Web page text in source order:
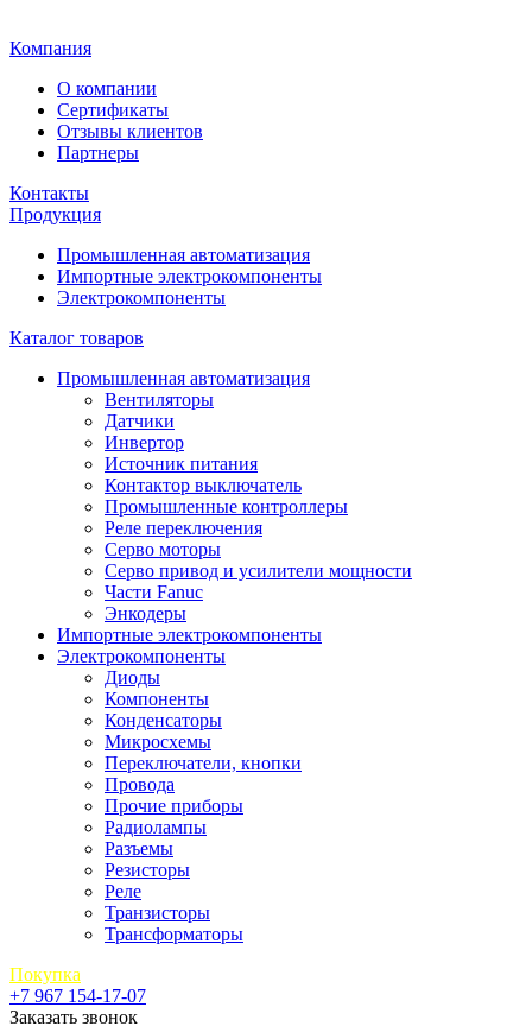
Компания
О компании
Сертификаты
Отзывы клиентов
Партнеры
Контакты
Продукция
Промышленная автоматизация
Импортные электрокомпоненты
Электрокомпоненты
Каталог товаров
Промышленная автоматизация
Вентиляторы
Датчики
Инвертор
Источник питания
Контактор выключатель
Промышленные контроллеры
Реле переключения
Серво моторы
Серво привод и усилители мощности
Части Fanuc
Энкодеры
Импортные электрокомпоненты
Электрокомпоненты
Диоды
Компоненты
Конденсаторы
Микросхемы
Переключатели, кнопки
Провода
Прочие приборы
Радиолампы
Разъемы
Резисторы
Реле
Транзисторы
Трансформаторы
Покупка
+7 967 154-17-07
Заказать звонок